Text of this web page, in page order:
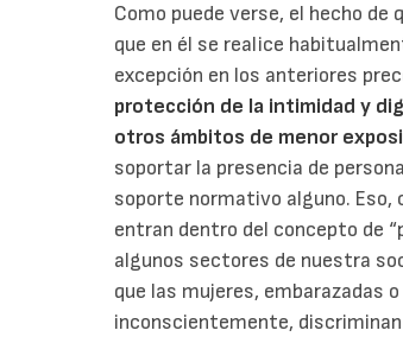
Como puede verse, el hecho
que en él se realice
excepción en los anteriores
protección de la intimidad y
otros ámbitos de menor
soportar la presencia de
soporte normativo alguno. Eso,
entran dentro del concepto de
algunos sectores de nuestra
que las mujeres, embarazadas
inconscientemente,